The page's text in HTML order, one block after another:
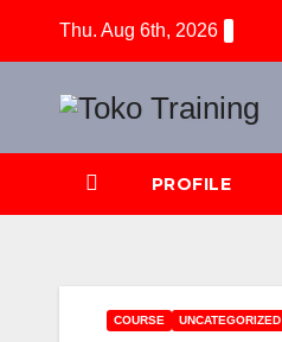
Thu. Aug 6th, 2026
PROFILE
COURSE UNCATEGORIZED